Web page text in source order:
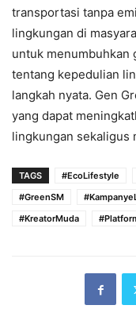
transportasi tanpa
lingkungan di
untuk menumbuhkan
tentang kepedulian
langkah nyata. Gen
yang dapat
lingkungan sekaligus
TAGS #EcoLifestyle
#GreenSM
#KreatorMuda